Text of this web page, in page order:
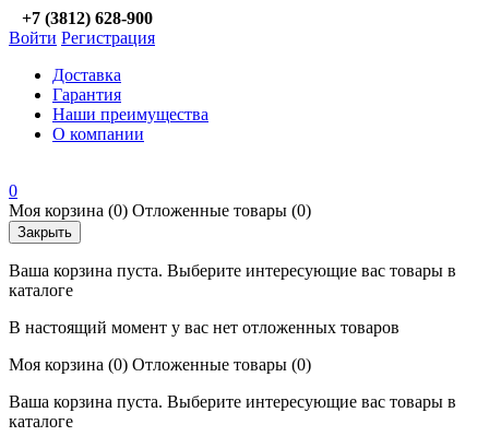
+7 (3812) 628-900
Войти Регистрация
Доставка
Гарантия
Наши преимущества
О компании
0
Моя корзина (0) Отложенные товары (0)
Закрыть
Ваша корзина пуста. Выберите интересующие вас товары в
каталоге
В настоящий момент у вас нет отложенных товаров
Моя корзина (0) Отложенные товары (0)
Ваша корзина пуста. Выберите интересующие вас товары в
каталоге